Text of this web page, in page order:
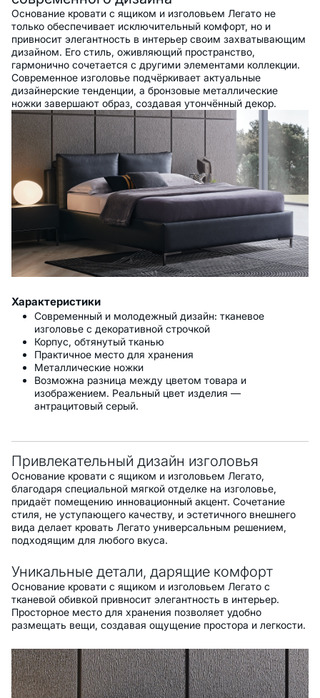
Основание кровати с ящиком и изголовьем Легато не
только обеспечивает исключительный комфорт, но и
привносит элегантность в интерьер своим захватывающим
дизайном. Его стиль, оживляющий пространство,
гармонично сочетается с другими элементами коллекции.
Современное изголовье подчёркивает актуальные
дизайнерские тенденции, а бронзовые металлические
ножки завершают образ, создавая утончённый декор.
Характеристики
Современный и молодежный дизайн: тканевое
изголовье с декоративной строчкой
Корпус, обтянутый тканью
Практичное место для хранения
Металлические ножки
Возможна разница между цветом товара и
изображением. Реальный цвет изделия —
антрацитовый серый.
Привлекательный дизайн изголовья
Основание кровати с ящиком и изголовьем Легато,
благодаря специальной мягкой отделке на изголовье,
придаёт помещению инновационный акцент. Сочетание
стиля, не уступающего качеству, и эстетичного внешнего
вида делает кровать Легато универсальным решением,
подходящим для любого вкуса.
Уникальные детали, дарящие комфорт
Основание кровати с ящиком и изголовьем Легато с
тканевой обивкой привносит элегантность в интерьер.
Просторное место для хранения позволяет удобно
размещать вещи, создавая ощущение простора и легкости.